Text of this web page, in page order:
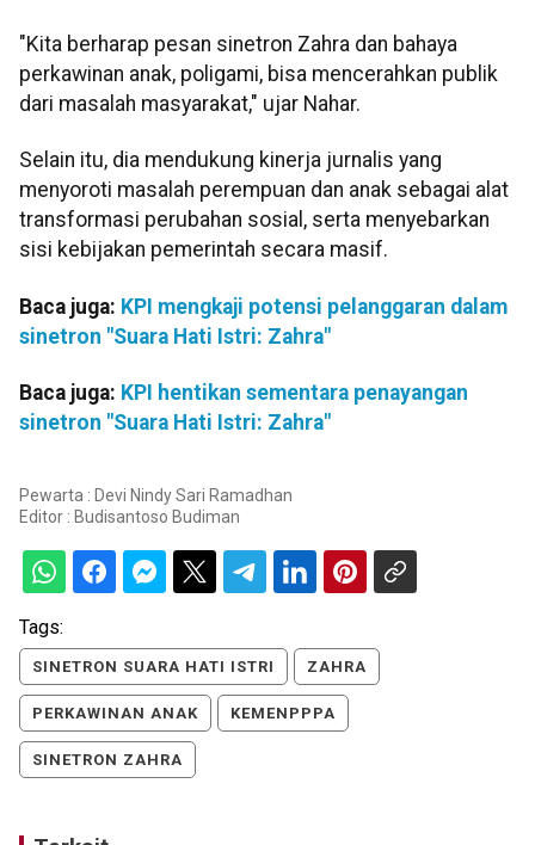
"Kita berharap pesan sinetron Zahra dan bahaya
perkawinan anak, poligami, bisa mencerahkan publik
dari masalah masyarakat," ujar Nahar.
Selain itu, dia mendukung kinerja jurnalis yang
menyoroti masalah perempuan dan anak sebagai alat
transformasi perubahan sosial, serta menyebarkan
sisi kebijakan pemerintah secara masif.
Baca juga: KPI mengkaji potensi pelanggaran dalam
sinetron "Suara Hati Istri: Zahra"
Baca juga: KPI hentikan sementara penayangan
sinetron "Suara Hati Istri: Zahra"
Pewarta : Devi Nindy Sari Ramadhan
Editor : Budisantoso Budiman
Tags:
SINETRON SUARA HATI ISTRI ZAHRA
PERKAWINAN ANAK KEMENPPPA
SINETRON ZAHRA